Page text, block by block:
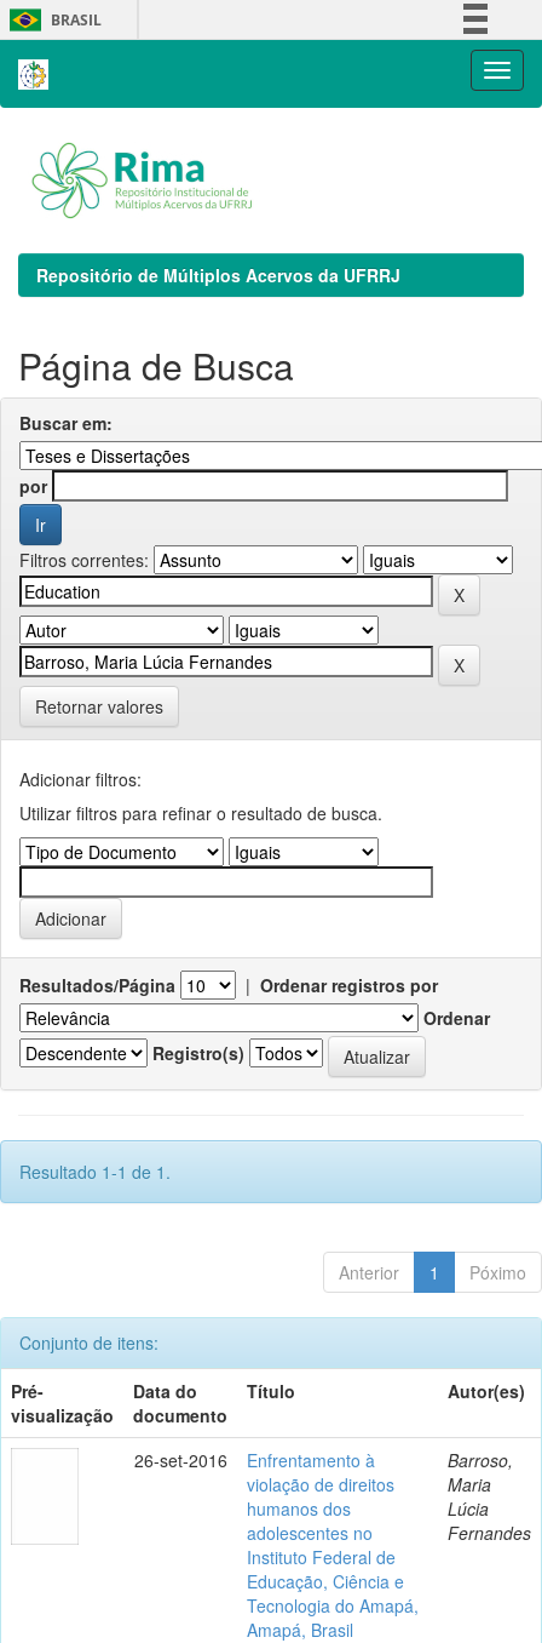
Skip
navigation
BRASIL
Repositório de Múltiplos Acervos da UFRRJ
Página de Busca
Buscar em:
por
Filtros correntes:
Retornar valores
Adicionar filtros:
Utilizar filtros para refinar o resultado de busca.
Resultados/Página | Ordenar registros por
Ordenar
Registro(s)
Resultado 1-1 de 1.
Anterior 1 Póximo
Conjunto de itens:
Pré-
visualização
Data do
documento
Título Autor(es)
26-set-2016
Enfrentamento à
violação de direitos
humanos dos
adolescentes no
Instituto Federal de
Educação, Ciência e
Tecnologia do Amapá,
Amapá, Brasil
Barroso,
Maria
Lúcia
Fernandes